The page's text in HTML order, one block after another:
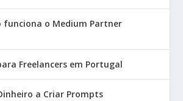
funciona o Medium Partner
Freelancers em Portugal
a Criar Prompts